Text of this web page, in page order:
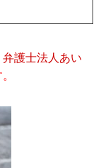
弁護士法人あい